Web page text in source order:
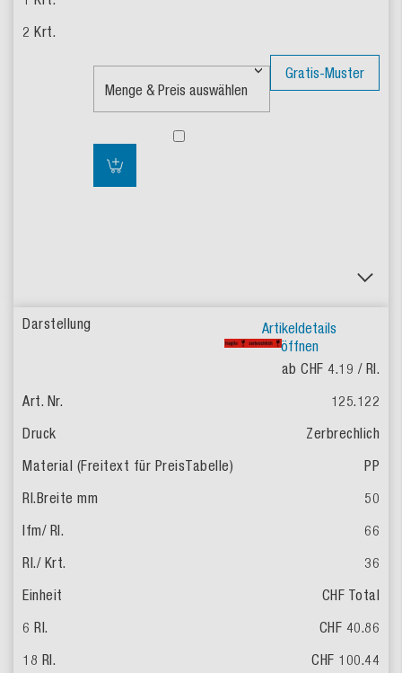
Gratis-Muster
Artikeldetails
öffnen
ab CHF 4.19 / Rl.
125.122
Zerbrechlich
PP
50
66
36
CHF Total
CHF 40.86
CHF 100.44